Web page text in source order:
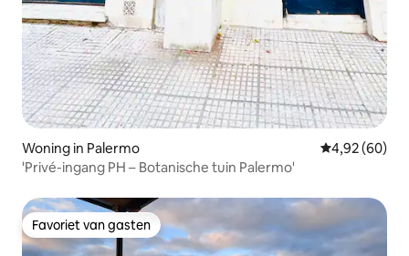
Woning in Palermo Gemiddelde
4,92 (60)
'Privé-ingang PH – Botanische tuin Palermo'
Favoriet van gasten
Favoriet van gasten